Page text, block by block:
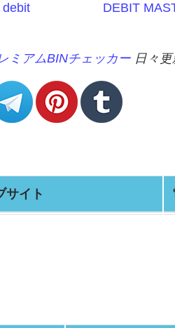
debit DEBIT
ミアムBINチェッカー 日々
サイト